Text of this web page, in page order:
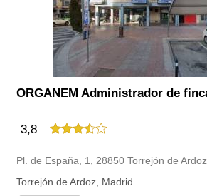
ORGANEM Administrador de
3,8
Pl. de España, 1, 28850 Torrejón de
Torrejón de Ardoz, Madrid